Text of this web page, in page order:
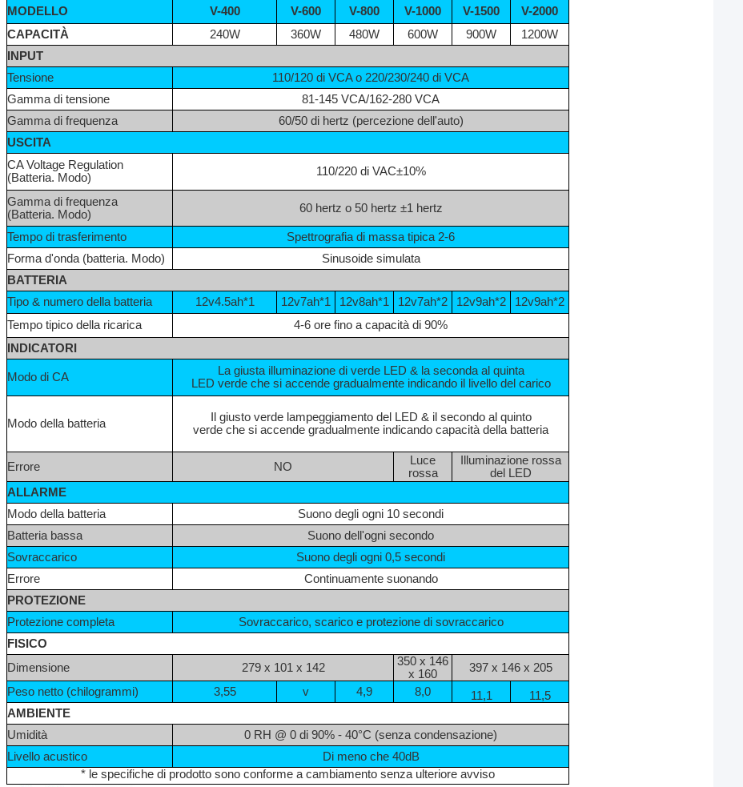
MODELLO
V-400 V-600 V-800 V-1000 V-1500
V-2000
CAPACITÀ
240W 360W 480W 600W 900W
1200W
INPUT
Tensione
110/120 di VCA o 220/230/240 di VCA
Gamma di tensione
81-145 VCA/162-280 VCA
Gamma di frequenza
60/50 di hertz (percezione dell'auto)
USCITA
CA Voltage Regulation
(Batteria. Modo)
110/220 di VAC±10%
Gamma di frequenza
(Batteria. Modo)
60 hertz o 50 hertz ±1 hertz
Tempo di trasferimento
Spettrografia di massa tipica 2-6
Forma d'onda (batteria. Modo)
Sinusoide simulata
BATTERIA
Tipo & numero della batteria
12v4.5ah*1 12v7ah*1 12v8ah*1 12v7ah*2 12v9ah*2
12v9ah*2
Tempo tipico della ricarica
4-6 ore fino a capacità di 90%
INDICATORI
Modo di CA
La giusta illuminazione di verde LED & la seconda al quinta
LED verde che si accende gradualmente indicando il livello del carico
Modo della batteria
Il giusto verde lampeggiamento del LED & il secondo al quinto
verde che si accende gradualmente indicando capacità della batteria
Errore NO
Luce
rossa
Illuminazione rossa
del LED
ALLARME
Modo della batteria
Suono degli ogni 10 secondi
Batteria bassa
Suono dell'ogni secondo
Sovraccarico
Suono degli ogni 0,5 secondi
Errore
Continuamente suonando
PROTEZIONE
Protezione completa
Sovraccarico, scarico e protezione di sovraccarico
FISICO
Dimensione
279 x 101 x 142
350 x 146
x 160
397 x 146 x 205
Peso netto (chilogrammi)
3,55 v 4,9 8,0 11,1
11,5
AMBIENTE
Umidità
0 RH @ 0 di 90% - 40°C (senza condensazione)
Livello acustico
Di meno che 40dB
* le specifiche di prodotto sono conforme a cambiamento senza ulteriore avviso